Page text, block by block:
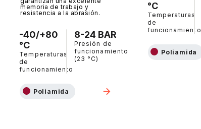
memoria de trabajo y
resistencia a la abrasión.
-40/+80
°C
Temperaturas
de
funcionamiento
8-24 BAR
Presión de
funcionamiento
(23 °C)
Poliamida
°C
Temperaturas
de
funcionamiento
Poliamida